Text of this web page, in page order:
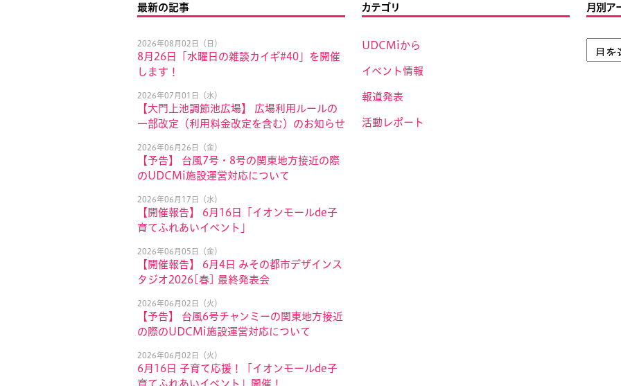
最新の記事
2026年08月02日（日）
8月26日「水曜日の雑談カイギ#40」を開催
します！
2026年07月01日（水）
【大門上池調節池広場】 広場利用ルールの
一部改定（利用料金改定を含む）のお知らせ
2026年06月26日（金）
【予告】 台風7号・8号の関東地方接近の際
のUDCMi施設運営対応について
2026年06月17日（水）
【開催報告】 6月16日「イオンモールde子
育てふれあいイベント」
2026年06月05日（金）
【開催報告】 6月4日 みその都市デザインス
タジオ2026[春] 最終発表会
2026年06月02日（火）
【予告】 台風6号チャンミーの関東地方接近
の際のUDCMi施設運営対応について
2026年06月02日（火）
6月16日 子育て応援！「イオンモールde子
育てふれあいイベント」開催！
カテゴリ
UDCMiから
イベント情報
報道発表
活動レポート
月別ア